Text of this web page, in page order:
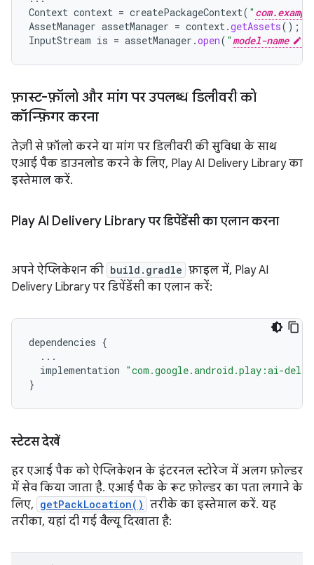
Context context = createPackageContext( "
AssetManager assetManager = context.getAssets();
InputStream is = assetManager .open( "model-name
फ़ास्ट-फ़ॉलो और मांग पर उपलब्ध डिलीवरी को
कॉन्फ़िगर करना
तेज़ी से फ़ॉलो करने या मांग पर डिलीवरी की सुविधा के साथ
एआई पैक डाउनलोड करने के लिए, Play AI Delivery Library का
इस्तेमाल करें.
Play AI Delivery Library पर डिपेंडेंसी का एलान करना
अपने ऐप्लिकेशन की build.gradle फ़ाइल में, Play AI
Delivery Library पर डिपेंडेंसी का एलान करें:
dependencies {
...
implementation "com.google.android.play:ai-
}
स्टेटस देखें
हर एआई पैक को ऐप्लिकेशन के इंटरनल स्टोरेज में अलग फ़ोल्डर
में सेव किया जाता है. एआई पैक के रूट फ़ोल्डर का पता लगाने के
लिए, getPackLocation() तरीके का इस्तेमाल करें. यह
तरीका, यहां दी गई वैल्यू दिखाता है: